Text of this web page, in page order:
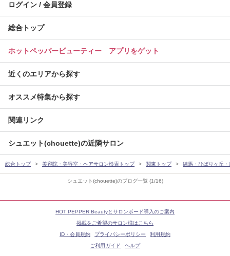
シュエット(chouette)のブログ一覧 (1/16)
ログイン / 会員登録
総合トップ
ホットペッパービューティー アプリをゲット
近くのエリアから探す
オススメ特集から探す
関連リンク
シュエット(chouette)の近隣サロン
総合トップ 美容院・美容室・ヘアサロン検索トップ 関東トップ 練馬・ひばりヶ丘
HOT PEPPER Beautyとサロンボード導入のご案内
掲載をご希望のサロン様はこちら
ID・会員規約
プライバシーポリシー
利用規約
ご利用ガイド
ヘルプ